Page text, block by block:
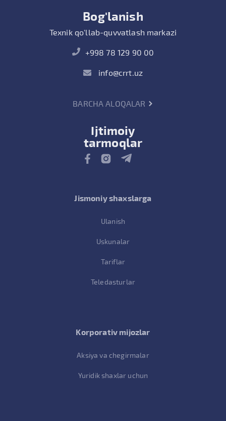
Bog'lanish
Texnik qo'llab-quvvatlash markazi
+998 78 129 90 00
info@crrt.uz
BARCHA ALOQALAR
Ijtimoiy
tarmoqlar
Jismoniy shaxslarga
Ulanish
Uskunalar
Tariflar
Teledasturlar
Korporativ mijozlar
Aksiya va chegirmalar
Yuridik shaxlar uchun